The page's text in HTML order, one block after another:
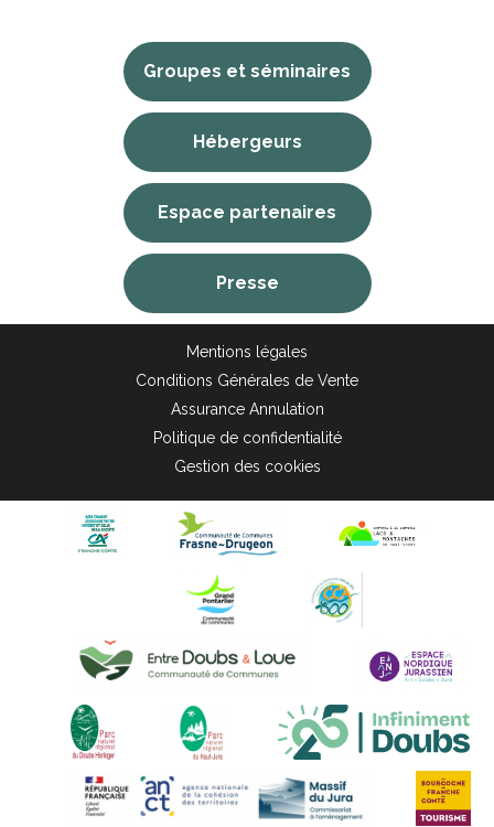
Groupes et séminaires
Hébergeurs
Espace partenaires
Presse
Mentions légales
Conditions Générales de Vente
Assurance Annulation
Politique de confidentialité
Gestion des cookies